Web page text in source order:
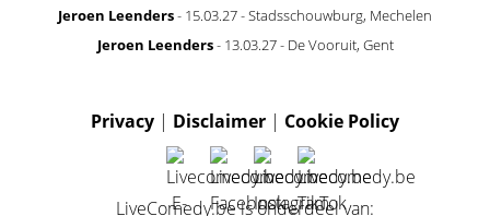
Jeroen Leenders- 15.03.27 - Stadsschouwburg, Mechelen
Jeroen Leenders- 13.03.27 - De Vooruit, Gent
Privacy | Disclaimer | Cookie Policy
LiveComedy.be is onderdeel van: